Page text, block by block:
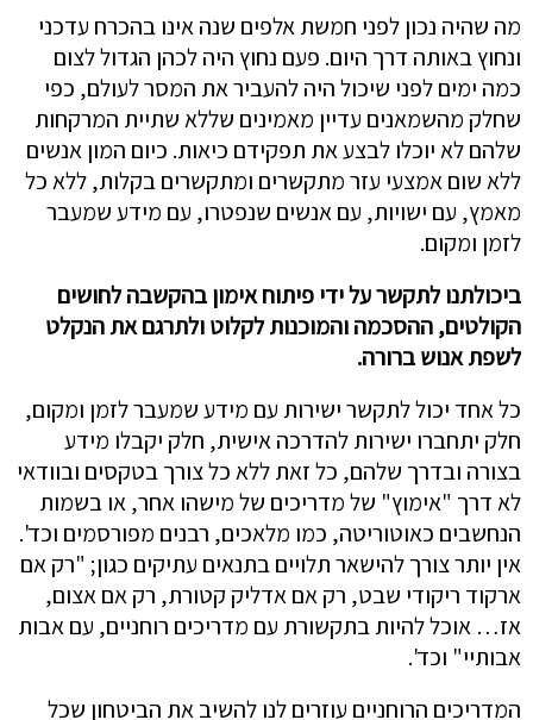
מה שהיה נכון לפני חמשת אלפים שנה אינו בהכרח עדכני
ונחוץ באותה דרך היום. פעם נחוץ היה לכהן הגדול לצום
כמה ימים לפני שיכול היה להעביר את המסר לעולם, כפי
שחלק מהשמאנים עדיין מאמינים שללא שתיית המרקחות
שלהם לא יוכלו לבצע את תפקידם כיאות. כיום המון אנשים
ללא שום אמצעי עזר מתקשרים ומתקשרים בקלות, ללא כל
מאמץ, עם ישויות, עם אנשים שנפטרו, עם מידע שמעבר
לזמן ומקום.
ביכולתנו לתקשר על ידי פיתוח אימון בהקשבה לחושים
הקולטים, ההסכמה והמוכנות לקלוט ולתרגם את הנקלט
לשפת אנוש ברורה.
כל אחד יכול לתקשר ישירות עם מידע שמעבר לזמן ומקום,
חלק יתחברו ישירות להדרכה אישית, חלק יקבלו מידע
בצורה ובדרך שלהם, כל זאת ללא כל צורך בטקסים ובוודאי
לא דרך "אימוץ" של מדריכים של מישהו אחר, או בשמות
הנחשבים כאוטוריטה, כמו מלאכים, רבנים מפורסמים וכד'.
אין יותר צורך להישאר תלויים בתנאים עתיקים כגון; "רק אם
ארקוד ריקודי שבט, רק אם אדליק קטורת, רק אם אצום,
אז… אוכל להיות בתקשורת עם מדריכים רוחניים, עם אבות
אבותיי" וכד'.
המדריכים הרוחניים עוזרים לנו להשיב את הביטחון שכל